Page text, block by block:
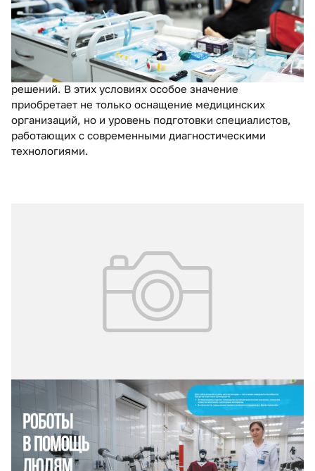
Современная лабораторная диагностика стремительно
развивается. В клиническую практику активно
внедряются молекулярно-генетические исследования,
автоматизированные лабораторные комплексы,
цифровые технологии и системы поддержки принятия
решений. В этих условиях особое значение
приобретает не только оснащение медицинских
организаций, но и уровень подготовки специалистов,
работающих с современными диагностическими
технологиями.
Роботы в помощь людям
Московский научно-практический центр лабораторных
исследований ежедневно обрабатывает десятки тысяч